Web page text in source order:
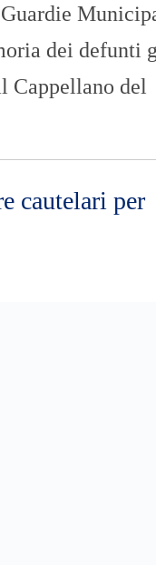
dei defunti
Cappellano del
cautelari per